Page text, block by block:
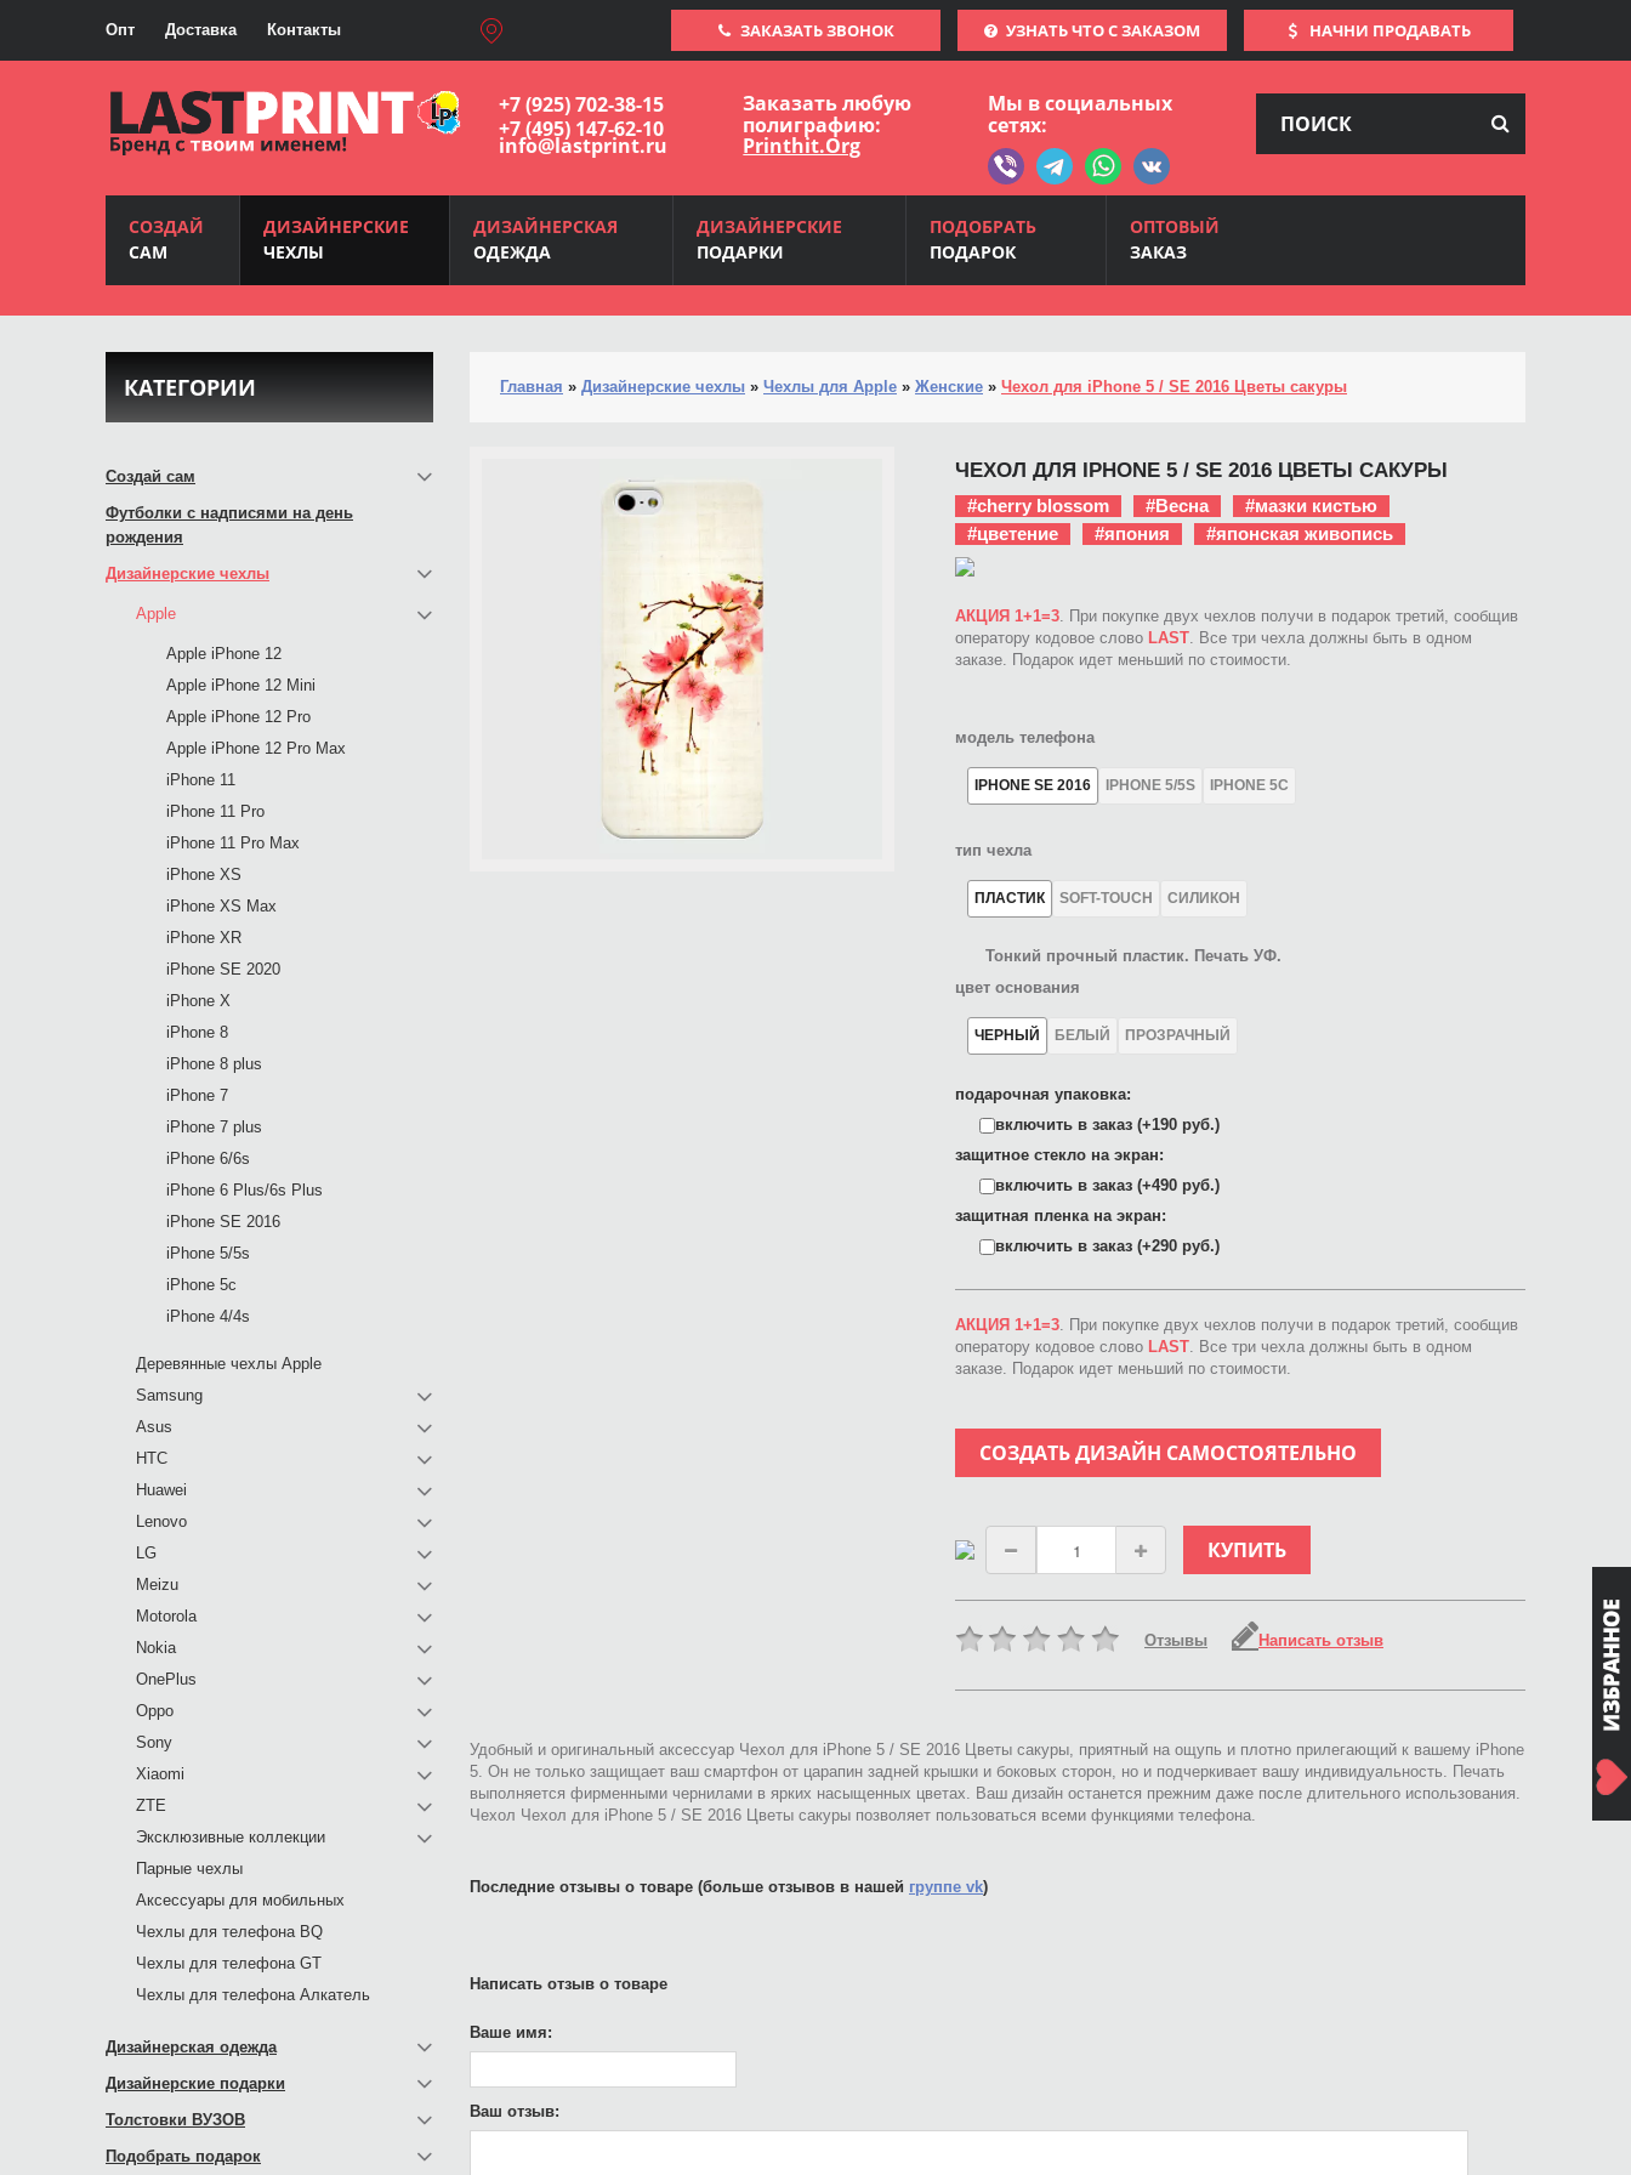
Опт Доставка Контакты ЗАКАЗАТЬ ЗВОНОК УЗНАТЬ ЧТО С ЗАКАЗОМ НАЧНИ ПРОДАВАТЬ
+7 (925) 702-38-15
+7 (495) 147-62-10
info@lastprint.ru
Заказать любую
полиграфию:
Printhit.Org
Мы в социальных
сетях:
СОЗДАЙ
САМ
ДИЗАЙНЕРСКИЕ
ЧЕХЛЫ
ДИЗАЙНЕРСКАЯ
ОДЕЖДА
ДИЗАЙНЕРСКИЕ
ПОДАРКИ
ПОДОБРАТЬ
ПОДАРОК
ОПТОВЫЙ
ЗАКАЗ
Главная » Дизайнерские чехлы » Чехлы для Apple » Женские » Чехол для iPhone 5 / SE 2016 Цветы сакуры
ЧЕХОЛ ДЛЯ IPHONE 5 / SE 2016 ЦВЕТЫ САКУРЫ
#cherry blossom #Весна
#мазки кистью
#цветение
#япония #японская живопись
АКЦИЯ 1+1=3. При покупке двух чехлов получи в подарок третий, сообщив
оператору кодовое слово LAST. Все три чехла должны быть в одном
заказе. Подарок идет меньший по стоимости.
модель телефона
IPHONE SE 2016 IPHONE 5/5S IPHONE 5C
тип чехла
ПЛАСТИК SOFT-TOUCH СИЛИКОН
Тонкий прочный пластик. Печать УФ.
цвет основания
ЧЕРНЫЙ БЕЛЫЙ ПРОЗРАЧНЫЙ
подарочная упаковка:
включить в заказ (+190 руб.)
защитное стекло на экран:
включить в заказ (+490 руб.)
защитная пленка на экран:
включить в заказ (+290 руб.)
АКЦИЯ 1+1=3. При покупке двух чехлов получи в подарок третий, сообщив
оператору кодовое слово LAST. Все три чехла должны быть в одном
заказе. Подарок идет меньший по стоимости.
СОЗДАТЬ ДИЗАЙН САМОСТОЯТЕЛЬНО
КУПИТЬ
Отзывы Написать отзыв
Удобный и оригинальный аксессуар Чехол для iPhone 5 / SE 2016 Цветы сакуры, приятный на ощупь и плотно прилегающий к вашему iPhone
5. Он не только защищает ваш смартфон от царапин задней крышки и боковых сторон, но и подчеркивает вашу индивидуальность. Печать
выполняется фирменными чернилами в ярких насыщенных цветах. Ваш дизайн останется прежним даже после длительного использования.
Чехол Чехол для iPhone 5 / SE 2016 Цветы сакуры позволяет пользоваться всеми функциями телефона.
Последние отзывы о товаре (больше отзывов в нашей группе vk)
Написать отзыв о товаре
Ваше имя:
Ваш отзыв:
КАТЕГОРИИ
Создай сам
Футболки с надписями на день
рождения
Дизайнерские чехлы
Apple
Apple iPhone 12
Apple iPhone 12 Mini
Apple iPhone 12 Pro
Apple iPhone 12 Pro Max
iPhone 11
iPhone 11 Pro
iPhone 11 Pro Max
iPhone XS
iPhone XS Max
iPhone XR
iPhone SE 2020
iPhone X
iPhone 8
iPhone 8 plus
iPhone 7
iPhone 7 plus
iPhone 6/6s
iPhone 6 Plus/6s Plus
iPhone SE 2016
iPhone 5/5s
iPhone 5c
iPhone 4/4s
Деревянные чехлы Apple
Samsung
Asus
HTC
Huawei
Lenovo
LG
Meizu
Motorola
Nokia
OnePlus
Oppo
Sony
Xiaomi
ZTE
Эксклюзивные коллекции
Парные чехлы
Аксессуары для мобильных
Чехлы для телефона BQ
Чехлы для телефона GT
Чехлы для телефона Алкатель
Дизайнерская одежда
Дизайнерские подарки
Толстовки ВУЗОВ
Подобрать подарок